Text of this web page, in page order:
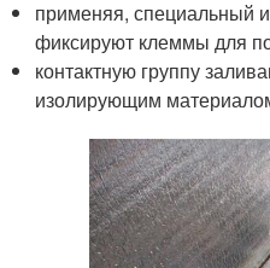
применяя, специальный
фиксируют клеммы для
контактную группу
изолирующим